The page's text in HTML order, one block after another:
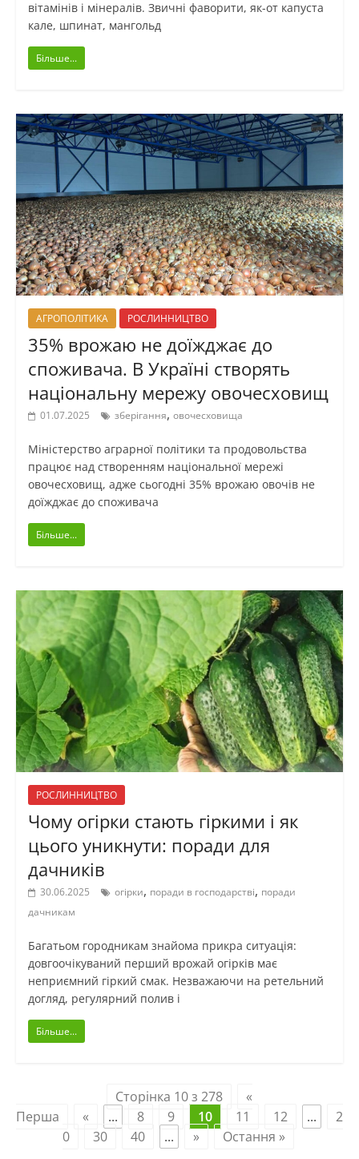
вітамінів і мінералів. Звичні фаворити, як-от капуста
кале, шпинат, мангольд
Більше...
АГРОПОЛІТИКА РОСЛИННИЦТВО
35% врожаю не доїжджає до
споживача. В Україні створять
національну мережу овочесховищ
01.07.2025 зберігання, овочесховища
Міністерство аграрної політики та продовольства
працює над створенням національної мережі
овочесховищ, адже сьогодні 35% врожаю овочів не
доїжджає до споживача
Більше...
РОСЛИННИЦТВО
Чому огірки стають гіркими і як
цього уникнути: поради для
дачників
30.06.2025 огірки, поради в господарстві, поради
дачникам
Багатьом городникам знайома прикра ситуація:
довгоочікуваний перший врожай огірків має
неприємний гіркий смак. Незважаючи на ретельний
догляд, регулярний полив і
Більше...
Сторінка 10 з 278
«
Перша
« ... 8 9 10 11 12 ...
2
0
30 40 ... » Остання »